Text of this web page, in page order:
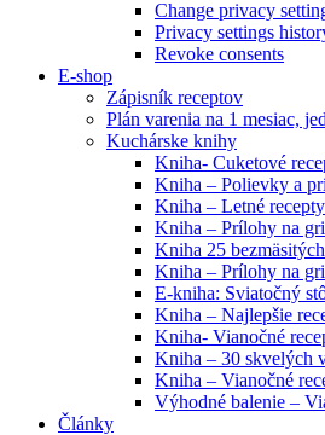
Change privacy
Privacy settings
Revoke consents
E-shop
Zápisník receptov
Plán varenia na 1 mesiac,
Kuchárske knihy
Kniha- Cuketové
Kniha – Polievky a
Kniha – Letné
Kniha – Prílohy na
Kniha 25
Kniha – Prílohy na
E-kniha: Sviatočný
Kniha – Najlepšie
Kniha- Vianočné
Kniha – 30 skvelých
Kniha – Vianočné
Výhodné balenie –
Články